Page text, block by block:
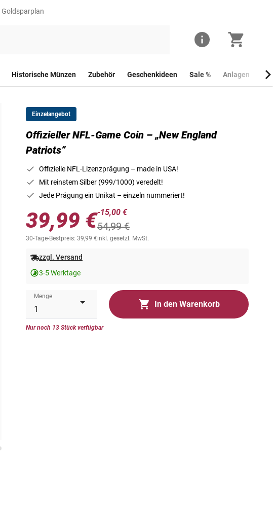
Goldsparplan
Historische Münzen Zubehör Geschenkideen Sale % Anlagemünzen
Die Vorderseite der NFL-Game Coin – „New England
Einzelangebot
Offizieller NFL-Game Coin – „New England
Patriots”
Offizielle NFL-Lizenzprägung – made in USA!
Mit reinstem Silber (999/1000) veredelt!
Jede Prägung ein Unikat – einzeln nummeriert!
39,99 €-15,00 €
54,99 €
30-Tage-Bestpreis: 39,99 €inkl. gesetzl. MwSt.
zzgl. Versand
3-5 Werktage
Menge
In den Warenkorb
Nur noch 13 Stück verfügbar